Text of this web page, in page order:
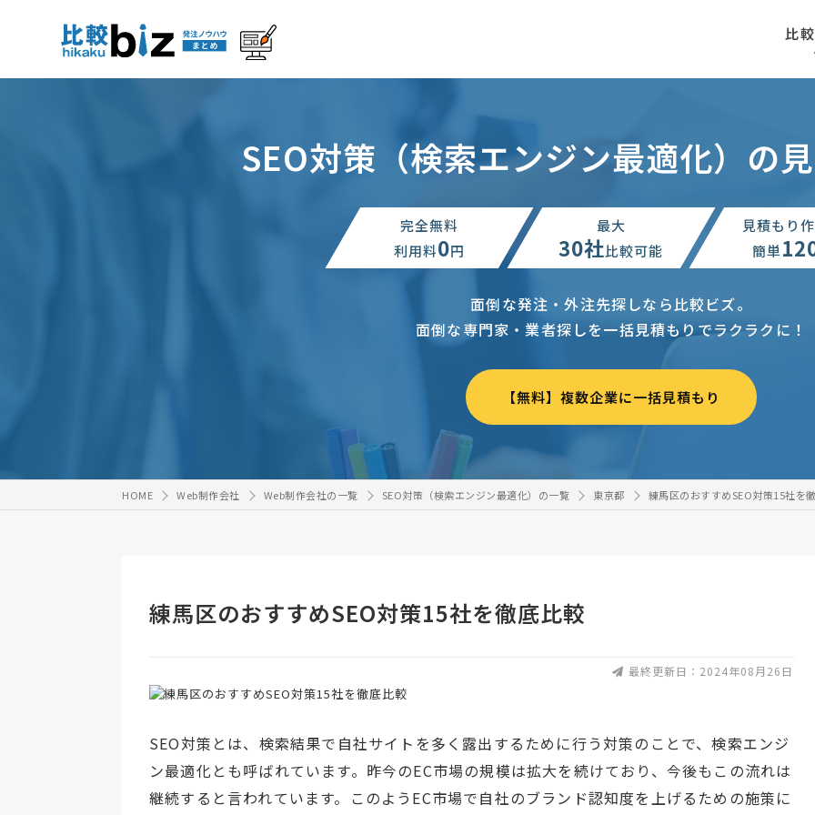
比
SEO対策（検索エンジン最適化）の
完全無料
利用料0円
最大
30社比較可能
見積もり
簡単
面倒な発注・外注先探しなら比較ビズ。
面倒な専門家・業者探しを一括見積もりでラクラクに！
【無料】複数企業に一括見積もり
HOME Web制作会社 Web制作会社の一覧 SEO対策（検索エンジン最適化）の一覧 東京都 練馬区のおすすめSEO対策15社を
練馬区のおすすめSEO対策15社を徹底比較
最終更新日：2024年08月26日
SEO対策とは、検索結果で自社サイトを多く露出するために行う対策のことで、検索エンジ
ン最適化とも呼ばれています。昨今のEC市場の規模は拡大を続けており、今後もこの流れは
継続すると言われています。このようEC市場で自社のブランド認知度を上げるための施策に